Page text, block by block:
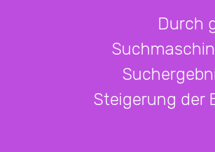
Durch
Steigerung der